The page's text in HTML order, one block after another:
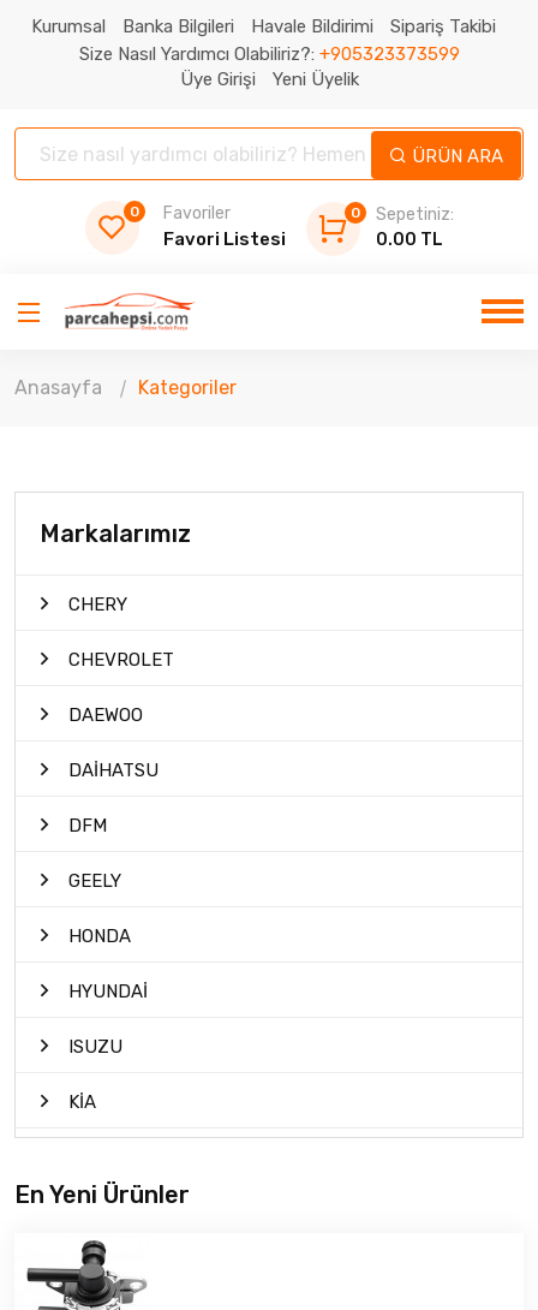
Kurumsal Banka Bilgileri Havale Bildirimi
Sipariş Takibi
Size Nasıl Yardımcı Olabiliriz?: +905323373599
Üye Girişi
Yeni Üyelik
ÜRÜN ARA
0 Favoriler
Favori Listesi
0
Sepetiniz:
0.00 TL
Anasayfa Kategoriler
Markalarımız
CHERY
CHEVROLET
DAEWOO
DAİHATSU
DFM
GEELY
HONDA
HYUNDAİ
ISUZU
KİA
NİSSAN
En Yeni Ürünler